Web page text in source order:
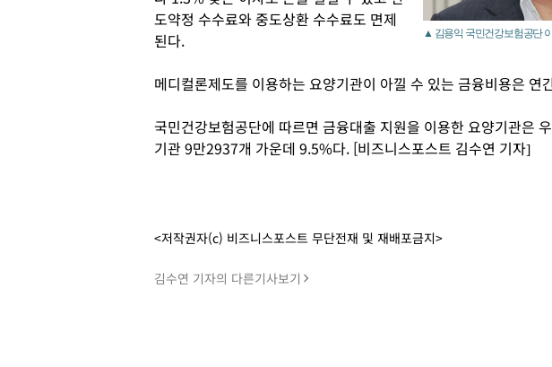
▲ 김용익 국민건강보험공단
도약정 수수료와 중도상환 수수료도 면제
된다.
메디컬론제도를 이용하는 요양기관이 아낄 수 있는 금융비용은 연
국민건강보험공단에 따르면 금융대출 지원을 이용한 요양기관은
기관 9만2937개 가운데 9.5%다. [비즈니스포스트 김수연 기자]
<저작권자(c) 비즈니스포스트 무단전재 및 재배포금지>
김수연 기자의 다른기사보기